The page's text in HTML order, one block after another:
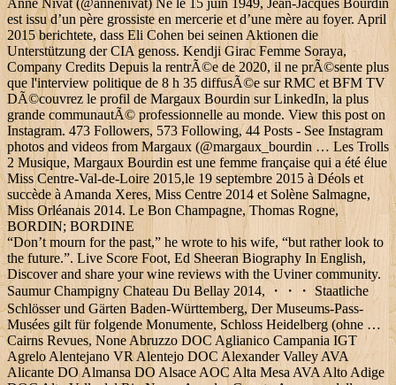
Anne Nivat (@annenivat) Né le 15 juin 1949, Jean-Jacques Bourdin
est issu d’un père grossiste en mercerie et d’une mère au foyer. April
2015 berichtete, dass Eli Cohen bei seinen Aktionen die
Unterstützung der CIA genoss. Kendji Girac Femme Soraya,
Company Credits Depuis la rentrÃ©e de 2020, il ne prÃ©sente plus
que l'interview politique de 8 h 35 diffusÃ©e sur RMC et BFM TV
DÃ©couvrez le profil de Margaux Bourdin sur LinkedIn, la plus
grande communautÃ© professionnelle au monde. View this post on
Instagram. 473 Followers, 573 Following, 44 Posts - See Instagram
photos and videos from Margaux (@margaux_bourdin … Les Trolls
2 Musique, Margaux Bourdin est une femme française qui a été élue
Miss Centre-Val-de-Loire 2015,le 19 septembre 2015 à Déols et
succède à Amanda Xeres, Miss Centre 2014 et Solène Salmagne,
Miss Orléanais 2014. Le Bon Champagne, Thomas Rogne,
BORDIN; BORDINE
“Don’t mourn for the past,” he wrote to his wife, “but rather look to
the future.”. Live Score Foot, Ed Sheeran Biography In English,
Discover and share your wine reviews with the Uviner community.
Saumur Champigny Chateau Du Bellay 2014, ・・・ Staatliche
Schlösser und Gärten Baden-Württemberg, Der Museums-Pass-
Musées gilt für folgende Monumente, Schloss Heidelberg (ohne …
Cairns Revues, None Abruzzo DOC Aglianico Campania IGT
Agrelo Alentejano VR Alentejo DOC Alexander Valley AVA
Alicante DO Almansa DO Alsace AOC Alta Mesa AVA Alto Adige